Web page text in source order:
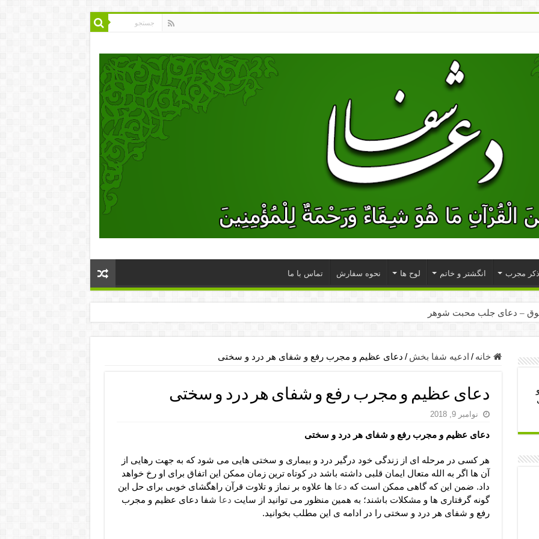
ذکر مجرب انگشتر و خاتم لوح ها نحوه سفارش تماس با ما
– دعای جلب محبت شوهر
– دعای یا من اظهر الجمیل برای حاجت
آن ها – ذکر مخصوص مستجاب الدعوه شدن
– دعای ترس و بی خوابی کودکان
دعای رفع مشکلات و طلب حاجت
– آیه‌ جلب ثروت و برکت مال
چشم زخم – دعای چشم زخم ماشاالله
برای آرامش قلب و رفع اضطراب
– دعای ثروت حضرت سلیمان
خانه / ادعیه شفا بخش / دعای عظیم و مجرب رفع و شفای هر درد و سختی
دعای عظیم و مجرب رفع و شفای هر درد و سختی
نوامبر 9, 2018
دعای عظیم و مجرب رفع و شفای هر درد و سختی
هر کسی در مرحله ای از زندگی خود درگیر درد و بیماری و سختی هایی می شود که به جهت رهایی از
آن ها اگر به الله متعال ایمان قلبی داشته باشد در کوتاه ترین زمان ممکن این اتفاق برای او رخ خواهد
داد. ضمن این که گاهی ممکن است که دعا ها علاوه بر نماز و تلاوت قرآن راهگشای خوبی برای حل این
گونه گرفتاری ها و مشکلات باشند؛ به همین منظور می توانید از سایت دعا شفا دعای عظیم و مجرب
رفع و شفای هر درد و سختی را در ادامه ی این مطلب بخوانید.